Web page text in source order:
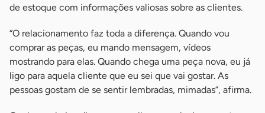
de estoque com informações valiosas sobre as clientes.
“O relacionamento faz toda a diferença. Quando vou
comprar as peças, eu mando mensagem, vídeos
mostrando para elas. Quando chega uma peça nova, eu já
ligo para aquela cliente que eu sei que vai gostar. As
pessoas gostam de se sentir lembradas, mimadas”, afirma.